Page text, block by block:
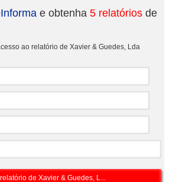
e obtenha 5 relatórios de
ao relatório de Xavier & Guedes, Lda